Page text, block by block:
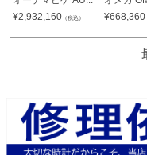
¥2,932,160 （税込）
¥668,360